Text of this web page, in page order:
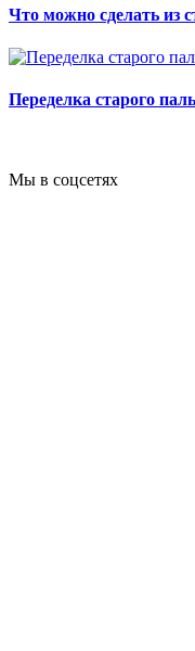
Что можно сделать из
Переделка старого
Мы в соцсетях